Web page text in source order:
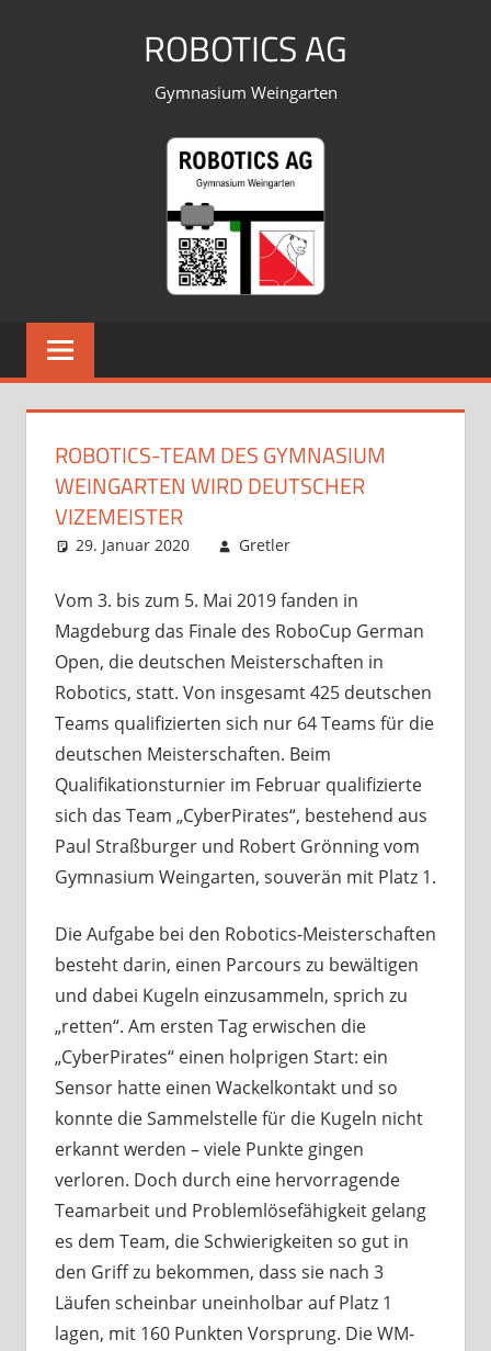
ROBOTICS AG
Gymnasium Weingarten
ROBOTICS-TEAM DES GYMNASIUM
WEINGARTEN WIRD DEUTSCHER
VIZEMEISTER
29. Januar 2020 Gretler
Vom 3. bis zum 5. Mai 2019 fanden in
Magdeburg das Finale des RoboCup German
Open, die deutschen Meisterschaften in
Robotics, statt. Von insgesamt 425 deutschen
Teams qualifizierten sich nur 64 Teams für die
deutschen Meisterschaften. Beim
Qualifikationsturnier im Februar qualifizierte
sich das Team „CyberPirates“, bestehend aus
Paul Straßburger und Robert Grönning vom
Gymnasium Weingarten, souverän mit Platz 1.
Die Aufgabe bei den Robotics-Meisterschaften
besteht darin, einen Parcours zu bewältigen
und dabei Kugeln einzusammeln, sprich zu
„retten“. Am ersten Tag erwischen die
„CyberPirates“ einen holprigen Start: ein
Sensor hatte einen Wackelkontakt und so
konnte die Sammelstelle für die Kugeln nicht
erkannt werden – viele Punkte gingen
verloren. Doch durch eine hervorragende
Teamarbeit und Problemlösefähigkeit gelang
es dem Team, die Schwierigkeiten so gut in
den Griff zu bekommen, dass sie nach 3
Läufen scheinbar uneinholbar auf Platz 1
lagen, mit 160 Punkten Vorsprung. Die WM-